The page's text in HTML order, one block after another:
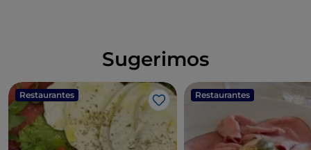
Sugerimos
Restaurantes
Me gusta
Restaurantes